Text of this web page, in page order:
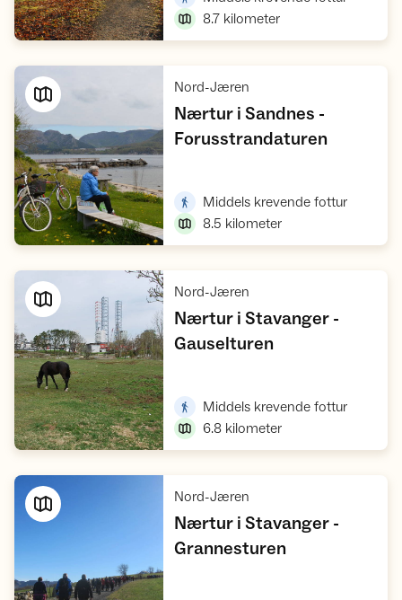
8.7 kilometer
Nord-Jæren
Nærtur i Sandnes -
Forusstrandaturen,
Middels krevende fottur,
8.5 kilometer
Nord-Jæren
Nærtur i Stavanger -
Gauselturen,
Middels krevende fottur,
6.8 kilometer
Nord-Jæren
Nærtur i Stavanger -
Grannesturen,